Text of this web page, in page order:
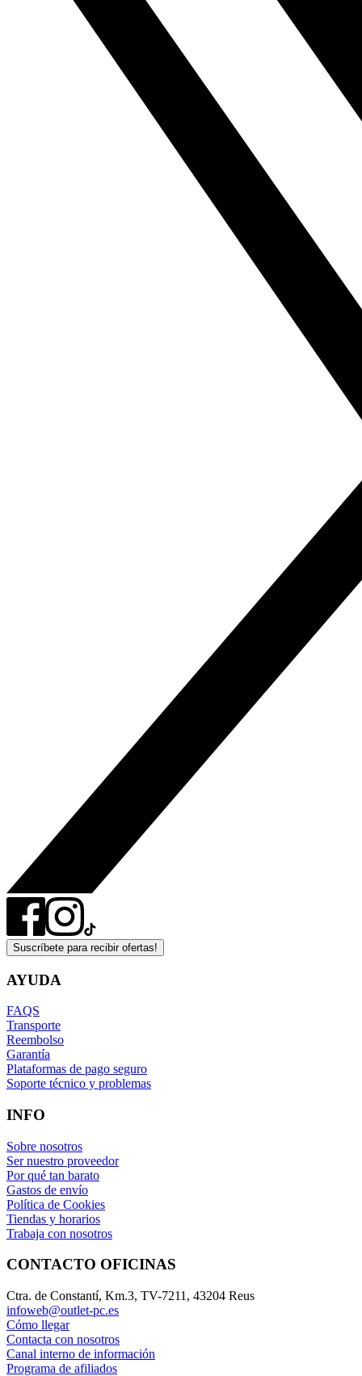
Suscríbete para recibir ofertas!
AYUDA
FAQS
Transporte
Reembolso
Garantía
Plataformas de pago seguro
Soporte técnico y problemas
INFO
Sobre nosotros
Ser nuestro proveedor
Por qué tan barato
Gastos de envío
Política de Cookies
Tiendas y horarios
Trabaja con nosotros
CONTACTO OFICINAS
Ctra. de Constantí, Km.3, TV-7211, 43204 Reus
infoweb@outlet-pc.es
Cómo llegar
Contacta con nosotros
Canal interno de información
Programa de afiliados